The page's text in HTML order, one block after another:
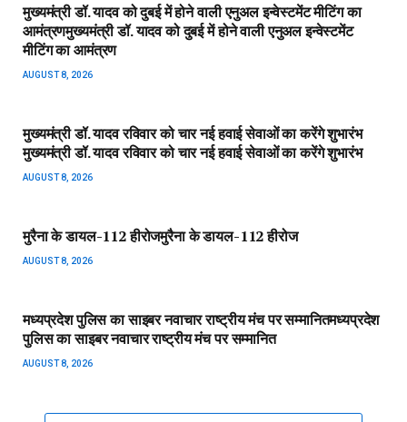
मुख्यमंत्री डॉ. यादव को दुबई में होने वाली एनुअल इन्वेस्टमेंट मीटिंग का
आमंत्रण​मुख्यमंत्री डॉ. यादव को दुबई में होने वाली एनुअल इन्वेस्टमेंट
मीटिंग का आमंत्रण
AUGUST 8, 2026
मुख्यमंत्री डॉ. यादव रविवार को चार नई हवाई सेवाओं का करेंगे शुभारंभ​
मुख्यमंत्री डॉ. यादव रविवार को चार नई हवाई सेवाओं का करेंगे शुभारंभ
AUGUST 8, 2026
मुरैना के डायल-112 हीरोज​मुरैना के डायल-112 हीरोज
AUGUST 8, 2026
मध्यप्रदेश पुलिस का साइबर नवाचार राष्ट्रीय मंच पर सम्मानित​मध्यप्रदेश
पुलिस का साइबर नवाचार राष्ट्रीय मंच पर सम्मानित
AUGUST 8, 2026